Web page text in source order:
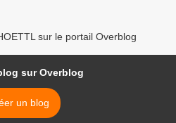
sur le portail Overblog
sur Overblog
un blog